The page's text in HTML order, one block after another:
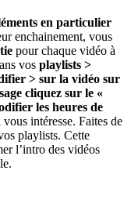
en particulier
enchainement, vous
pour chaque vidéo à
vos playlists >
> sur la vidéo sur
cliquez sur le «
les heures de
intéresse. Faites de
playlists. Cette
l’intro des vidéos